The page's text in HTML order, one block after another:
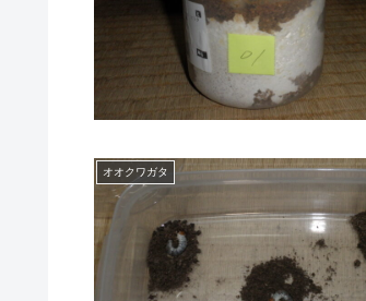
オオクワガタ